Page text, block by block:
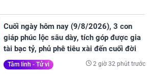
Cuối ngày hôm nay (9/8/2026), 3 con
giáp phúc lộc sâu dày, tích góp được gia
tài bạc tỷ, phủ phê tiêu xài đến cuối đời
Tâm linh - Tử vi 2 giờ 32 phút trước